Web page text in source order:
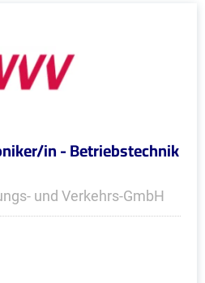
in - Betriebstechnik
und Verkehrs-GmbH